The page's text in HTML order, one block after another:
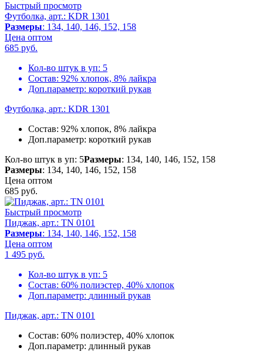
Быстрый просмотр
Футболка, арт.: KDR 1301
Размеры: 134, 140, 146, 152, 158
Цена оптом
685 руб.
Кол-во штук в уп: 5
Состав: 92% хлопок, 8% лайкра
Доп.параметр: короткий рукав
Футболка, арт.: KDR 1301
Состав: 92% хлопок, 8% лайкра
Доп.параметр: короткий рукав
Кол-во штук в уп: 5Размеры: 134, 140, 146, 152, 158
Размеры: 134, 140, 146, 152, 158
Цена оптом
685 руб.
Быстрый просмотр
Пиджак, арт.: TN 0101
Размеры: 134, 140, 146, 152, 158
Цена оптом
1 495 руб.
Кол-во штук в уп: 5
Состав: 60% полиэстер, 40% хлопок
Доп.параметр: длинный рукав
Пиджак, арт.: TN 0101
Состав: 60% полиэстер, 40% хлопок
Доп.параметр: длинный рукав